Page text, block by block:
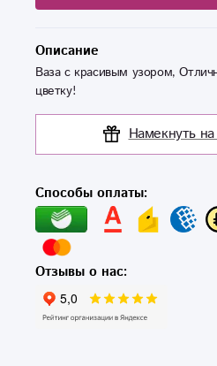
Описание
Ваза с красивым узором,
цветку!
Намекнуть
Способы оплаты:
Отзывы о нас: